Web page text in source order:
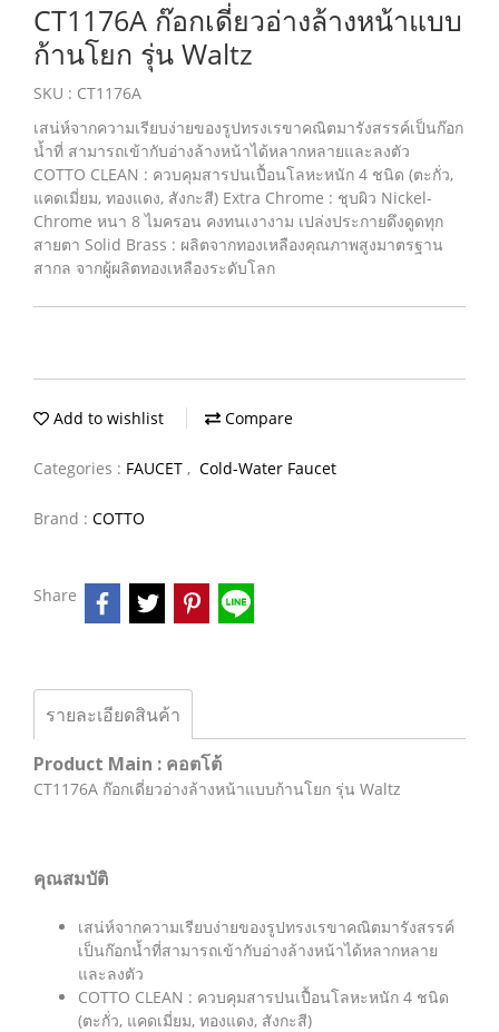
CT1176A ก๊อกเดี่ยวอ่างล้างหน้าแบบ
ก้านโยก รุ่น Waltz
SKU : CT1176A
เสน่ห์จากความเรียบง่ายของรูปทรงเรขาคณิตมารังสรรค์เป็นก๊อก
น้ำที่ สามารถเข้ากับอ่างล้างหน้าได้หลากหลายและลงตัว
COTTO CLEAN : ควบคุมสารปนเปื้อนโลหะหนัก 4 ชนิด (ตะกั่ว,
แคดเมี่ยม, ทองแดง, สังกะสี) Extra Chrome : ชุบผิว Nickel-
Chrome หนา 8 ไมครอน คงทนเงางาม เปล่งประกายดึงดูดทุก
สายตา Solid Brass : ผลิตจากทองเหลืองคุณภาพสูงมาตรฐาน
สากล จากผู้ผลิตทองเหลืองระดับโลก
Add to wishlist Compare
Categories : FAUCET , Cold-Water Faucet
Brand : COTTO
Share
รายละเอียดสินค้า
Product Main : คอตโต้
CT1176A ก๊อกเดี่ยวอ่างล้างหน้าแบบก้านโยก รุ่น Waltz
คุณสมบัติ
เสน่ห์จากความเรียบง่ายของรูปทรงเรขาคณิตมารังสรรค์
เป็นก๊อกน้ำที่สามารถเข้ากับอ่างล้างหน้าได้หลากหลาย
และลงตัว
COTTO CLEAN : ควบคุมสารปนเปื้อนโลหะหนัก 4 ชนิด
(ตะกั่ว, แคดเมี่ยม, ทองแดง, สังกะสี)